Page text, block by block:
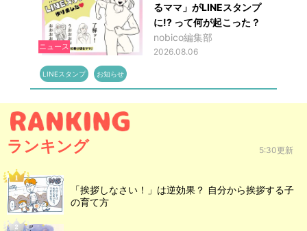
ニュース
るママ」がLINEスタンプ
に!? って何が起こった？
nobico編集部
2026.08.06
LINEスタンプ お知らせ
ランキング 5:30更新
「挨拶しなさい！」は逆効果？ 自分から挨拶する子
の育て方